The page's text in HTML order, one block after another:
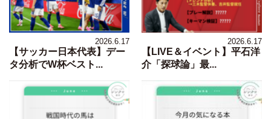
2026.6.17
【サッカー日本代表】デー
タ分析でW杯ベスト...
2026.6.17
【LIVE＆イベント】平石洋
介「探球論」最...